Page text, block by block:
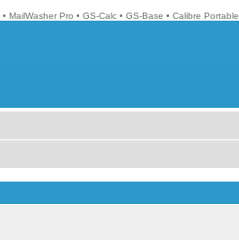
• MailWasher Pro • GS-Calc • GS-Base • Calibre Portable